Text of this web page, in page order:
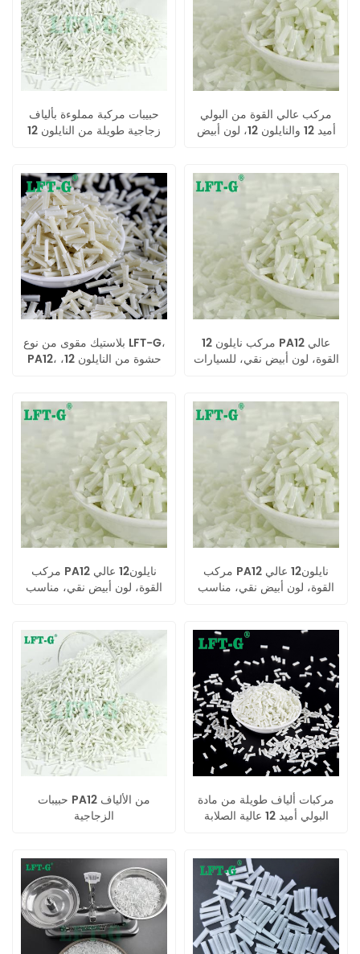
حبيبات مركبة مملوءة بألياف
زجاجية طويلة من النايلون 12
مركب عالي القوة من البولي
أميد 12 والنايلون 12، لون أبيض
بلاستيك مقوى من نوع LFT-G،
PA12، حشوة من النايلون 12،
مركب نايلون 12 PA12 عالي
القوة، لون أبيض نقي، للسيارات
مركب PA12 نايلون12 عالي
القوة، لون أبيض نقي، مناسب
مركب PA12 نايلون12 عالي
القوة، لون أبيض نقي، مناسب
حبيبات PA12 من الألياف
الزجاجية
مركبات ألياف طويلة من مادة
البولي أميد 12 عالية الصلابة